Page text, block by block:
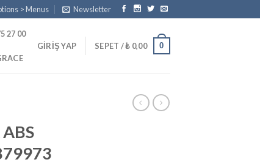
> Menus Newsletter
27 00
GIRIŞ YAP SEPET /₺ 0,00 0